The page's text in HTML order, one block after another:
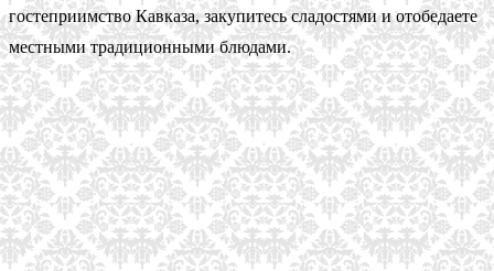
гостеприимство Кавказа, закупитесь сладостями и отобедаете
местными традиционными блюдами.